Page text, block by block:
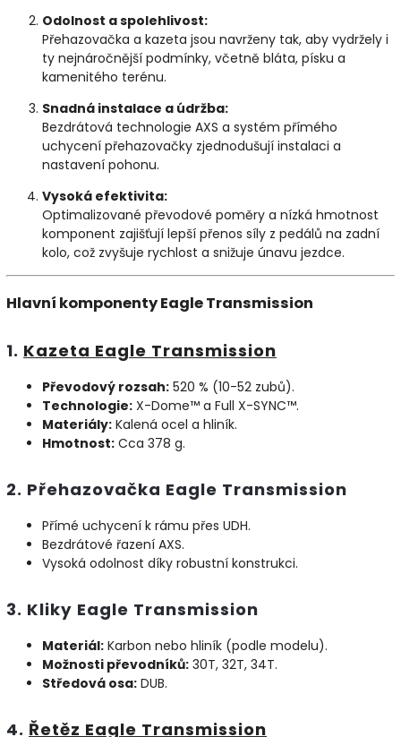
Odolnost a spolehlivost:
Přehazovačka a kazeta jsou navrženy tak, aby vydržely i
ty nejnáročnější podmínky, včetně bláta, písku a
kamenitého terénu.
Snadná instalace a údržba:
Bezdrátová technologie AXS a systém přímého
uchycení přehazovačky zjednodušují instalaci a
nastavení pohonu.
Vysoká efektivita:
Optimalizované převodové poměry a nízká hmotnost
komponent zajišťují lepší přenos síly z pedálů na zadní
kolo, což zvyšuje rychlost a snižuje únavu jezdce.
Hlavní komponenty Eagle Transmission
1. Kazeta Eagle Transmission
Převodový rozsah: 520 % (10-52 zubů).
Technologie: X-Dome™ a Full X-SYNC™.
Materiály: Kalená ocel a hliník.
Hmotnost: Cca 378 g.
2. Přehazovačka Eagle Transmission
Přímé uchycení k rámu přes UDH.
Bezdrátové řazení AXS.
Vysoká odolnost díky robustní konstrukci.
3. Kliky Eagle Transmission
Materiál: Karbon nebo hliník (podle modelu).
Možnosti převodníků: 30T, 32T, 34T.
Středová osa: DUB.
4. Řetěz Eagle Transmission